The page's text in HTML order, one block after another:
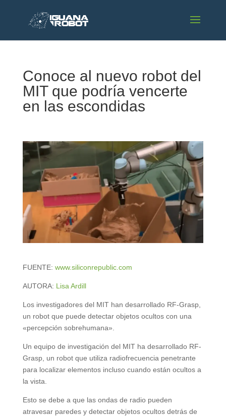
Conoce al nuevo robot del
MIT que podría vencerte
en las escondidas
FUENTE: www.siliconrepublic.com
AUTORA: Lisa Ardill
Los investigadores del MIT han desarrollado RF-Grasp,
un robot que puede detectar objetos ocultos con una
«percepción sobrehumana».
Un equipo de investigación del MIT ha desarrollado RF-
Grasp, un robot que utiliza radiofrecuencia penetrante
para localizar elementos incluso cuando están ocultos a
la vista.
Esto se debe a que las ondas de radio pueden
atravesar paredes y detectar objetos ocultos detrás de